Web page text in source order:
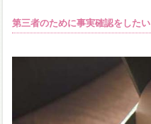
第三者のために事実確認をしたい